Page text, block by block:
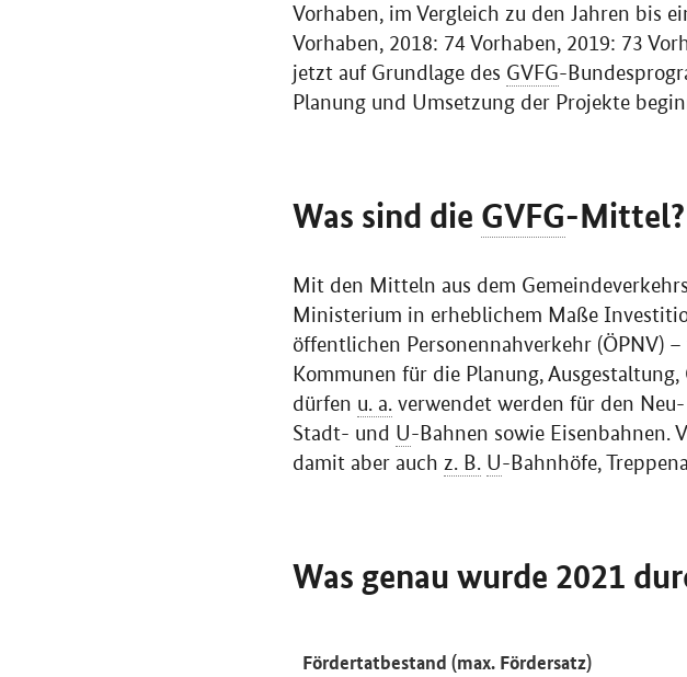
Vorhaben, im Vergleich zu den Jahren bis
Vorhaben, 2018: 74 Vorhaben, 2019: 73
jetzt auf Grundlage des GVFG-
Planung und Umsetzung der Projekte
Was sind die GVFG-Mittel?
Mit den Mitteln aus dem
Ministerium in erheblichem Maße
öffentlichen Personennahverkehr (ÖPNV)
Kommunen für die Planung,
dürfen u. a. verwendet werden für den
Stadt- und U-Bahnen sowie Eisenbahnen.
damit aber auch z. B. U-Bahnhöfe,
Was genau wurde 2021
Fördertatbestand (max. Fördersatz)